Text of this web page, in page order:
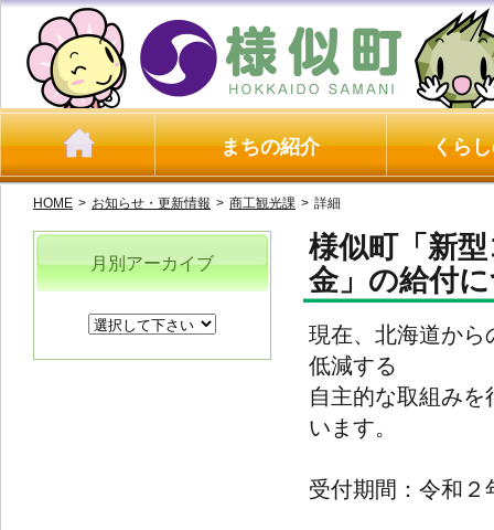
まちの紹介 くら
HOME > お知らせ・更新情報 > 商工観光課 > 詳細
様似町「新
金」の給付
現在、北海道から
低減する
自主的な取組み
います。
受付期間：令和
月別アーカイブ